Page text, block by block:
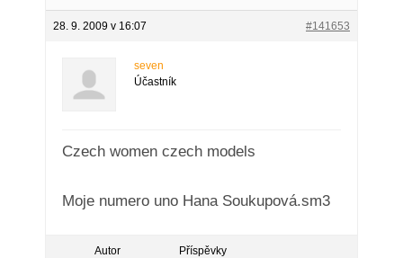
28. 9. 2009 v 16:07 #141653
seven
Účastník
Czech women czech models
Moje numero uno Hana Soukupová.sm3
Autor Příspěvky